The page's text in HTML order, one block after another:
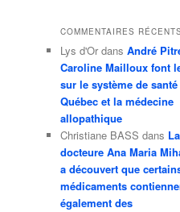
COMMENTAIRES
Lys d'Or dans André
Caroline Mailloux font
sur le système de
Québec et la médecine
allopathique
Christiane BASS dans La
docteure Ana Maria
a découvert que
médicaments
également des